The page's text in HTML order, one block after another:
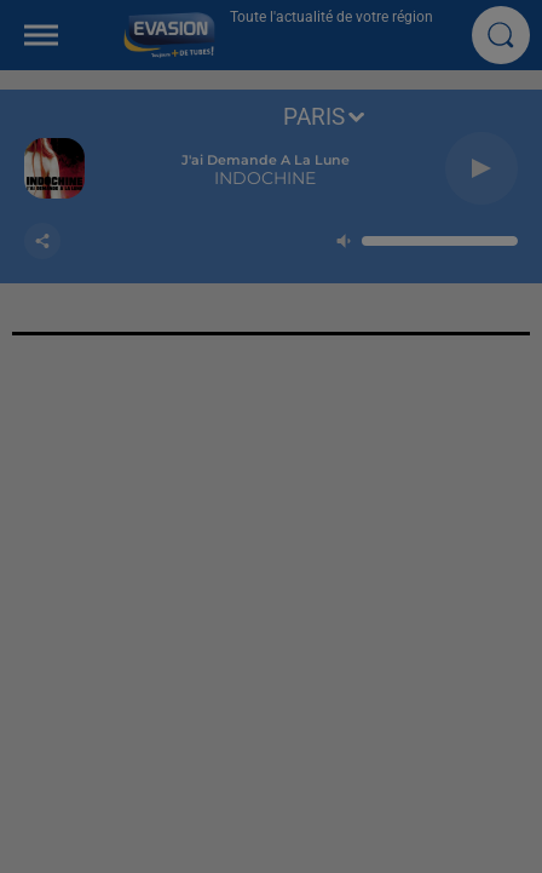
Toute l'actualité de votre région
J'ai Demande A La Lune
INDOCHINE
PARIS